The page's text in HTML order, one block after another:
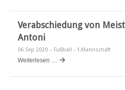
Verabschiedung von
Antoni
06 Sep 2020 – Fußball - 1.Mannschaft
Weiterlesen …